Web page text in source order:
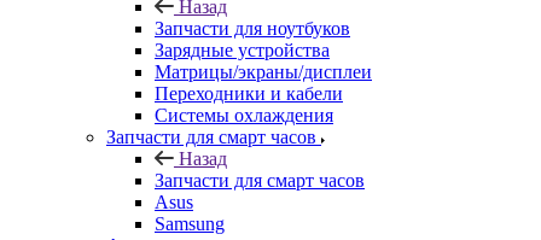
Назад
Запчасти для ноутбуков
Зарядные устройства
Матрицы/экраны/дисплеи
Переходники и кабели
Системы охлаждения
Запчасти для смарт часов
Назад
Запчасти для смарт часов
Asus
Samsung